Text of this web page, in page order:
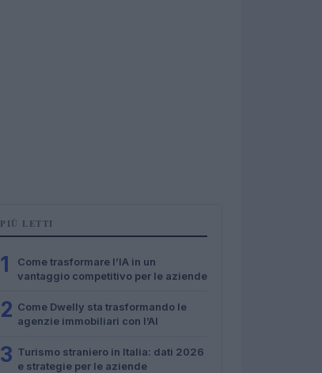
PIÙ LETTI
1
Come trasformare l’IA in un
vantaggio competitivo per le aziende
2 Come Dwelly sta trasformando le
agenzie immobiliari con l’AI
3 Turismo straniero in Italia: dati 2026
e strategie per le aziende